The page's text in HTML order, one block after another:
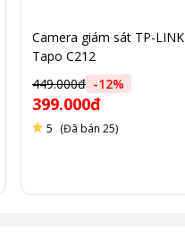
Camera giám sát TP-LINK
Tapo C212
449.000đ -12%
399.000đ
5 (Đã bán 25)